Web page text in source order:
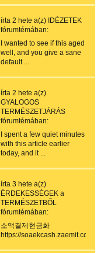
írta 2 hete a(z) IDÉZETEK
fórumtémában:
I wanted to see if this aged
well, and you give a sane
default ...
írta 2 hete a(z)
GYALOGOS
TERMÉSZETJÁRÁS
fórumtémában:
I spent a few quiet minutes
with this article earlier
today, and it ...
írta 3 hete a(z)
ÉRDEKESSÉGEK a
TERMÉSZETBŐL
fórumtémában:
소액결제현금화
https://soaekcash.zaemit.com/...